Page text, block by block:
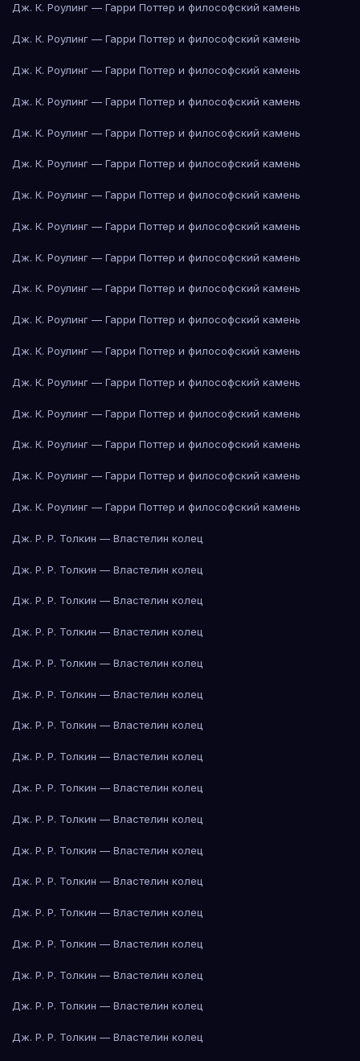
Дж. К. Роулинг — Гарри Поттер и философский камень
Дж. К. Роулинг — Гарри Поттер и философский камень
Дж. К. Роулинг — Гарри Поттер и философский камень
Дж. К. Роулинг — Гарри Поттер и философский камень
Дж. К. Роулинг — Гарри Поттер и философский камень
Дж. К. Роулинг — Гарри Поттер и философский камень
Дж. К. Роулинг — Гарри Поттер и философский камень
Дж. К. Роулинг — Гарри Поттер и философский камень
Дж. К. Роулинг — Гарри Поттер и философский камень
Дж. К. Роулинг — Гарри Поттер и философский камень
Дж. К. Роулинг — Гарри Поттер и философский камень
Дж. К. Роулинг — Гарри Поттер и философский камень
Дж. К. Роулинг — Гарри Поттер и философский камень
Дж. К. Роулинг — Гарри Поттер и философский камень
Дж. К. Роулинг — Гарри Поттер и философский камень
Дж. К. Роулинг — Гарри Поттер и философский камень
Дж. К. Роулинг — Гарри Поттер и философский камень
Дж. Р. Р. Толкин — Властелин колец
Дж. Р. Р. Толкин — Властелин колец
Дж. Р. Р. Толкин — Властелин колец
Дж. Р. Р. Толкин — Властелин колец
Дж. Р. Р. Толкин — Властелин колец
Дж. Р. Р. Толкин — Властелин колец
Дж. Р. Р. Толкин — Властелин колец
Дж. Р. Р. Толкин — Властелин колец
Дж. Р. Р. Толкин — Властелин колец
Дж. Р. Р. Толкин — Властелин колец
Дж. Р. Р. Толкин — Властелин колец
Дж. Р. Р. Толкин — Властелин колец
Дж. Р. Р. Толкин — Властелин колец
Дж. Р. Р. Толкин — Властелин колец
Дж. Р. Р. Толкин — Властелин колец
Дж. Р. Р. Толкин — Властелин колец
Дж. Р. Р. Толкин — Властелин колец